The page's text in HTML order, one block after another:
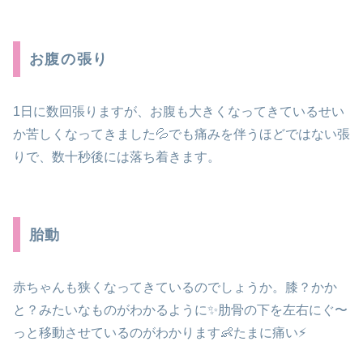
お腹の張り
1日に数回張りますが、お腹も大きくなってきているせい
か苦しくなってきました💦でも痛みを伴うほどではない張
りで、数十秒後には落ち着きます。
胎動
赤ちゃんも狭くなってきているのでしょうか。膝？かか
と？みたいなものがわかるように✨️肋骨の下を左右にぐ〜
っと移動させているのがわかります👶たまに痛い⚡️